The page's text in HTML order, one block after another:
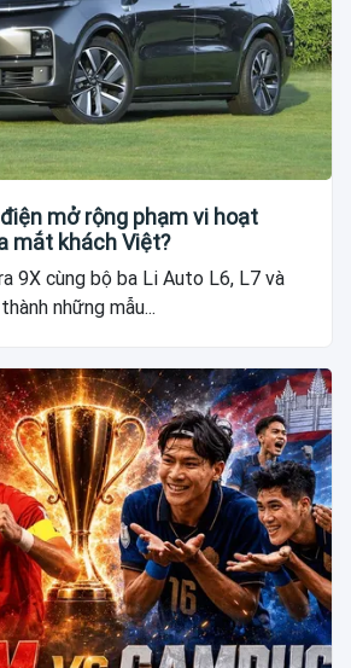
mở rộng phạm vi hoạt
mắt khách Việt?
9X cùng bộ ba Li Auto L6, L7 và
những mẫu...